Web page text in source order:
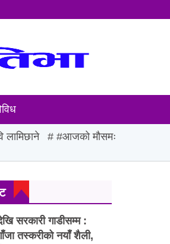
लामिछाने #आजको मौसमः
सरकारी गाडीसम्म :
तस्करीको नयाँ शैली,